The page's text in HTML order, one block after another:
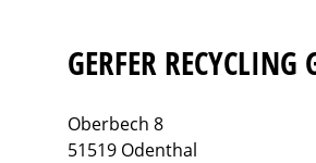
GERFER RECYCLING
Oberbech 8
51519 Odenthal